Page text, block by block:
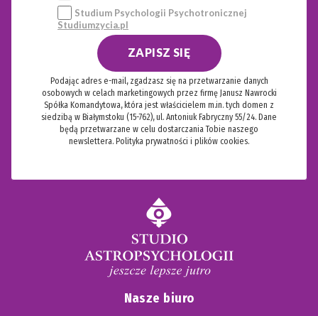
Studium Psychologii Psychotronicznej
Studiumzycia.pl
ZAPISZ SIĘ
Podając adres e-mail, zgadzasz się na przetwarzanie danych
osobowych w celach marketingowych przez firmę Janusz Nawrocki
Spółka Komandytowa, która jest właścicielem m.in. tych domen z
siedzibą w Białymstoku (15-762), ul. Antoniuk Fabryczny 55/24. Dane
będą przetwarzane w celu dostarczania Tobie naszego
newslettera. Polityka prywatności i plików cookies.
Nasze biuro